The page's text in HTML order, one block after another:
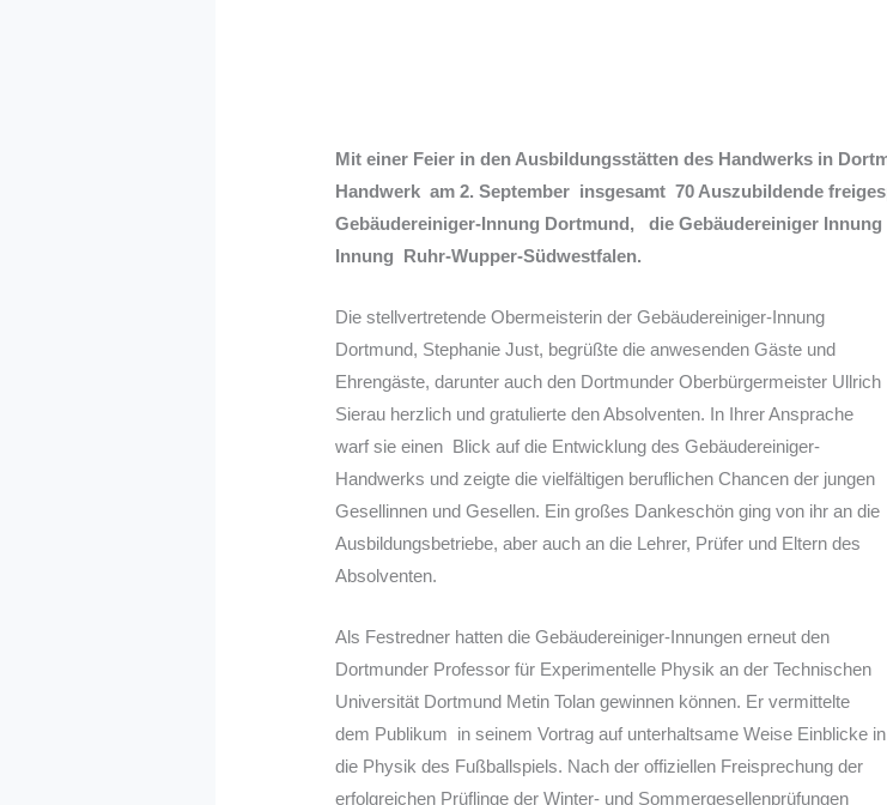
Mit einer Feier in den Ausbildungsstätten des Handwerks in
Handwerk am 2. September insgesamt 70 Auszubildende
Gebäudereiniger-Innung Dortmund, die Gebäudereiniger
Innung Ruhr-Wupper-Südwestfalen.
Die stellvertretende Obermeisterin der Gebäudereiniger-Innung
Dortmund, Stephanie Just, begrüßte die anwesenden Gäste und
Ehrengäste, darunter auch den Dortmunder Oberbürgermeister Ullrich
Sierau herzlich und gratulierte den Absolventen. In Ihrer Ansprache
warf sie einen Blick auf die Entwicklung des Gebäudereiniger-
Handwerks und zeigte die vielfältigen beruflichen Chancen der jungen
Gesellinnen und Gesellen. Ein großes Dankeschön ging von ihr an die
Ausbildungsbetriebe, aber auch an die Lehrer, Prüfer und Eltern des
Absolventen.
Als Festredner hatten die Gebäudereiniger-Innungen erneut den
Dortmunder Professor für Experimentelle Physik an der Technischen
Universität Dortmund Metin Tolan gewinnen können. Er vermittelte
dem Publikum in seinem Vortrag auf unterhaltsame Weise Einblicke in
die Physik des Fußballspiels. Nach der offiziellen Freisprechung der
erfolgreichen Prüflinge der Winter- und Sommergesellenprüfungen